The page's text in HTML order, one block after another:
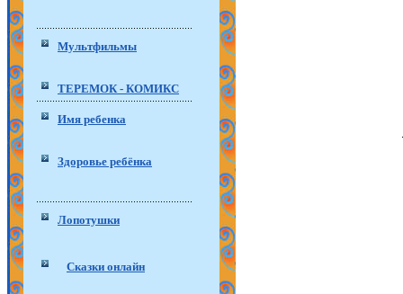
Мультфильмы
ТЕРЕМОК - КОМИКС
Имя ребенка
Здоровье ребёнка
Лопотушки
Сказки онлайн